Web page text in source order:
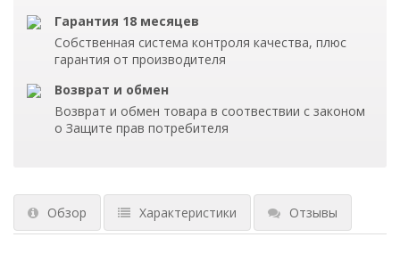
Гарантия 18 месяцев
Собственная система контроля качества, плюс
гарантия от производителя
Возврат и обмен
Возврат и обмен товара в соотвествии с законом
о Защите прав потребителя
Обзор Характеристики Отзывы